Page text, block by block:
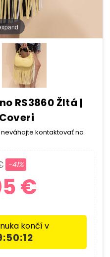
RS3860 Žltá |
kontaktovať na
€
-41%
končí v